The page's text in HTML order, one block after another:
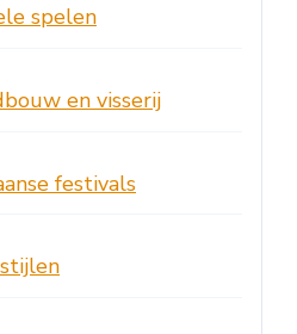
spelen
en visserij
festivals